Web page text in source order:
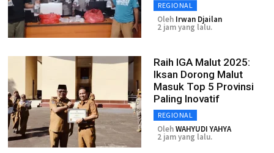
REGIONAL
Oleh Irwan Djailan
2 jam yang lalu.
Raih IGA Malut 2025:
Iksan Dorong Malut
Masuk Top 5 Provinsi
Paling Inovatif
REGIONAL
OlehWAHYUDI YAHYA
2 jam yang lalu.